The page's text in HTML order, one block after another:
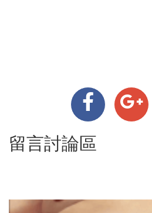
留言討論區